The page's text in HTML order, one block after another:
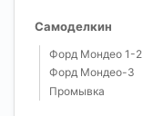
Самоделкин
Форд Мондео 1-2
Форд Мондео-3
Промывка